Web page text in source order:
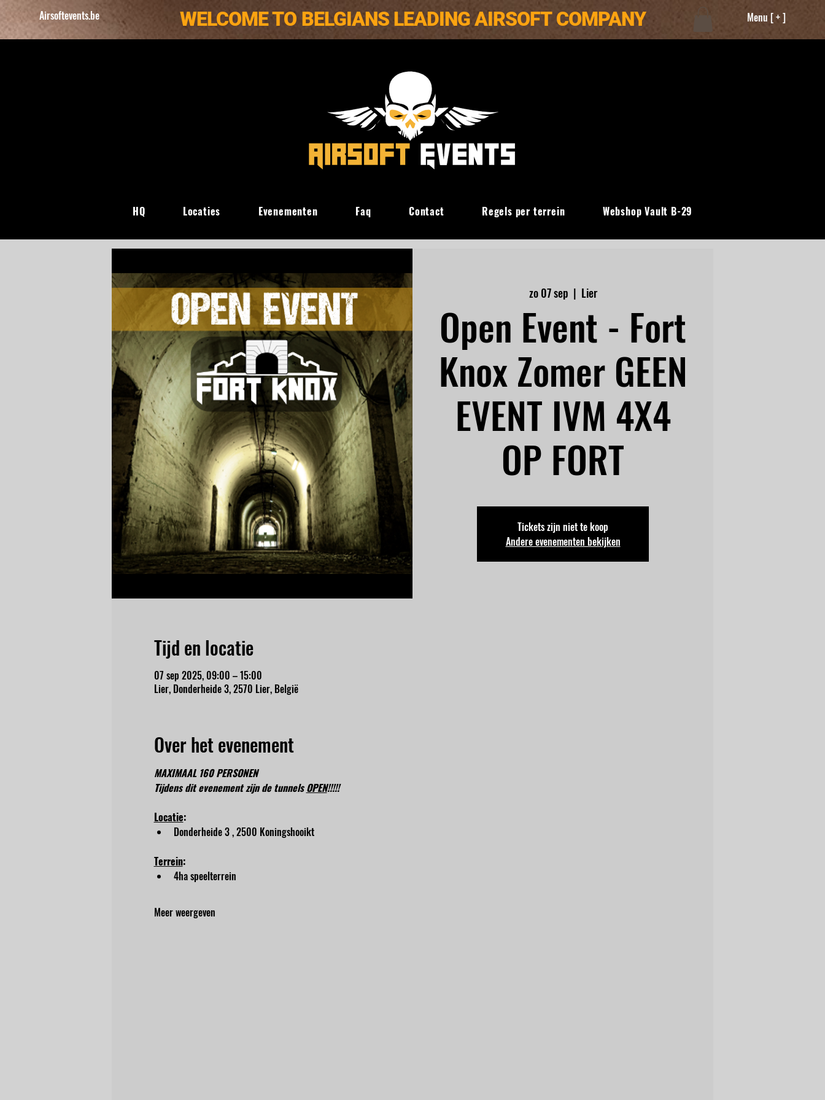
Airsoftevents.be Menu [ + ]
WELCOME TO BELGIANS LEADING AIRSOFT COMPANY
zo 07 sep
  |
Lier
Open Event - Fort
Knox Zomer GEEN
EVENT IVM 4X4
OP FORT
Tickets zijn niet te koop
Andere evenementen bekijken
Tijd en locatie
07 sep 2025, 09:00 – 15:00
Lier, Donderheide 3, 2570 Lier, België
Over het evenement
MAXIMAAL 160 PERSONEN
Tijdens dit evenement zijn de tunnels OPEN!!!!!
Locatie:
Donderheide 3 , 2500 Koningshooikt
Terrein:
4ha speelterrein
Meer weergeven
HQ Locaties Evenementen Faq Contact Regels per terrein Webshop Vault B-29